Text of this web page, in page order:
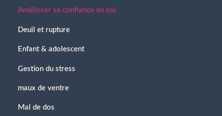
Améliorer sa confiance en soi
Deuil et rupture
Enfant & adolescent
Gestion du stress
maux de ventre
Mal de dos